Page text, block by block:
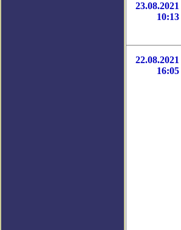
23.08.2021
10:13
22.08.2021
16:05